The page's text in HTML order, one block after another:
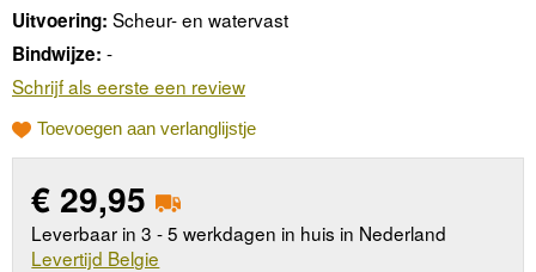
Uitvoering: Scheur- en watervast
Bindwijze: -
Schrijf als eerste een review
Toevoegen aan verlanglijstje
€ 29,95
Leverbaar in 3 - 5 werkdagen in huis in Nederland
Levertijd Belgie